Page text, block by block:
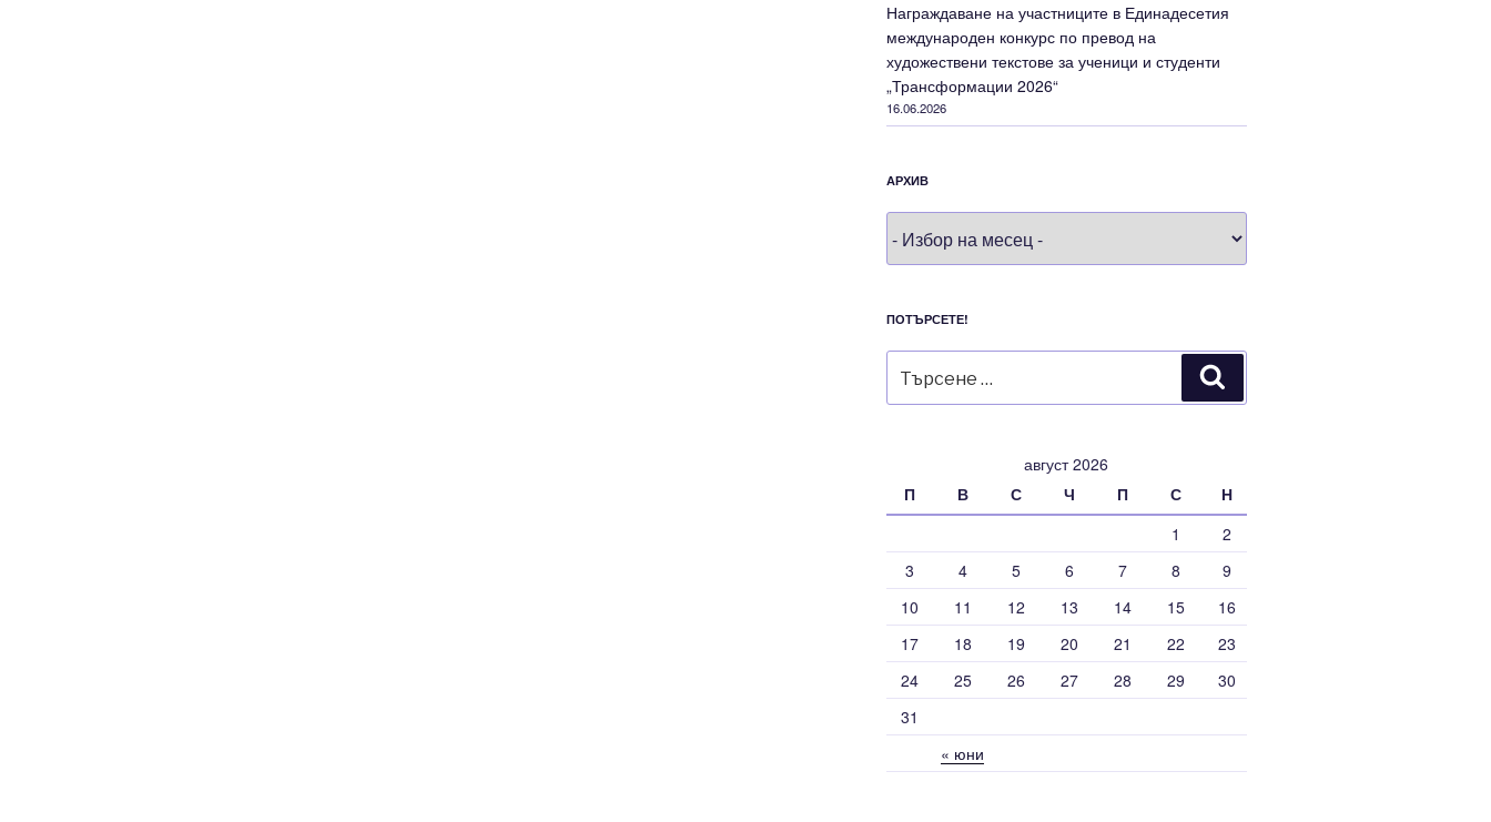
Награждаване на участниците в Единадесетия
международен конкурс по превод на
художествени текстове за ученици и студенти
„Трансформации 2026“
16.06.2026
АРХИВ
ПОТЪРСЕТЕ!
за:
август 2026
П
В С Ч П С Н
« юни
1
2
3
4 5 6 7 8
9
10
11 12 13 14 15
16
17
18 19 20 21 22
23
24
25 26 27 28 29
30
31